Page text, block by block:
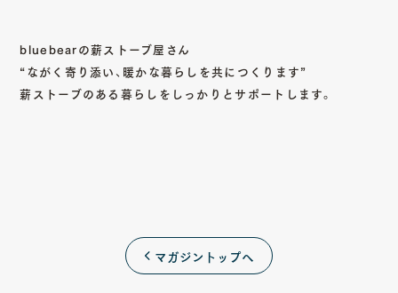
bluebearの薪ストーブ屋さん
“ながく寄り添い、暖かな暮らしを共につくります”
薪ストーブのある暮らしをしっかりとサポートします。
マガジントップへ